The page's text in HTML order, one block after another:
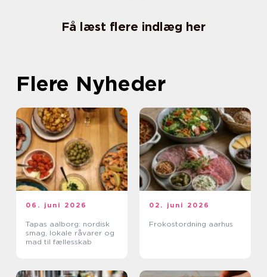
Få læst flere indlæg her
Flere Nyheder
06. juni 2026
Tapas aalborg: nordisk
smag, lokale råvarer og
mad til fællesskab
02. juni 2026
Frokostordning aarhus